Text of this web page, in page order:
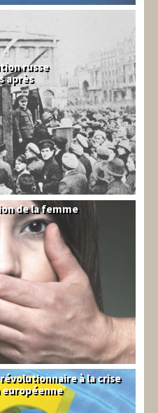
russe
après
de la femme
à la crise
européenne